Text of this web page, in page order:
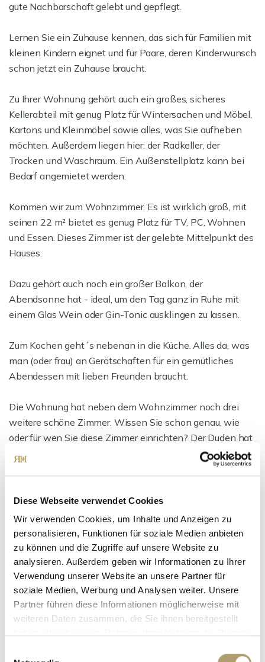
Diese Webseite verwendet Cookies
Wir verwenden Cookies, um Inhalte und Anzeigen zu
personalisieren, Funktionen für soziale Medien anbieten
zu können und die Zugriffe auf unsere Website zu
analysieren. Außerdem geben wir Informationen zu Ihrer
Verwendung unserer Website an unsere Partner für
soziale Medien, Werbung und Analysen weiter. Unsere
Partner führen diese Informationen möglicherweise mit
weiteren Daten zusammen, die Sie ihnen bereitgestellt
gute Nachbarschaft gelebt und gepflegt.
Lernen Sie ein Zuhause kennen, das sich für Familien mit
kleinen Kindern eignet und für Paare, deren Kinderwunsch
schon jetzt ein Zuhause braucht.
Zu Ihrer Wohnung gehört auch ein großes, sicheres
Kellerabteil mit genug Platz für Wintersachen und Möbel,
Kartons und Kleinmöbel sowie alles, was Sie aufheben
möchten. Außerdem liegen hier: der Radkeller, der
Trocken und Waschraum. Ein Außenstellplatz kann bei
Bedarf angemietet werden.
Kommen wir zum Wohnzimmer. Es ist wirklich groß, mit
seinen 22 m² bietet es genug Platz für TV, PC, Wohnen
und Essen. Dieses Zimmer ist der gelebte Mittelpunkt des
Hauses.
Dazu gehört auch noch ein großer Balkon, der
Abendsonne hat - ideal, um den Tag ganz in Ruhe mit
einem Glas Wein oder Gin-Tonic ausklingen zu lassen.
Zum Kochen geht´s nebenan in die Küche. Alles da, was
man (oder frau) an Gerätschaften für ein gemütliches
Abendessen mit lieben Freunden braucht.
Die Wohnung hat neben dem Wohnzimmer noch drei
weitere schöne Zimmer. Wissen Sie schon genau, wie
oder für wen Sie diese Zimmer einrichten? Der Duden hat
Rat: Schlafzimmer, Kinderzimmer, Gästezimmer,
geschnittenen Grundriss. Und weil sich die Eigentümer
stets liebevoll um ihre Wohnung gekümmert haben, ist
die Ausstattung in einem "Einziehen & Loswohnen"-
Zustand.
Es gibt zusätzlich ein kleines Gäste-WC mit
Waschbecken und Toilette. Nicht nur gut für Besucher.
Die Wohnung wird komplett möbliert verkauft!